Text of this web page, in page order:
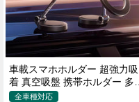
車載スマホホルダー 超強力吸
着 真空吸盤 携帯ホルダー 多角
度調整 360°回転な台座 車用ホ
全車種対応